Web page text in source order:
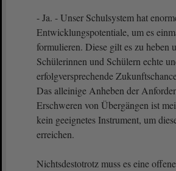
- Ja. - Unser Schulsystem hat
Entwicklungspotentiale, um es
formulieren. Diese gilt es zu heben
Schülerinnen und Schülern echte
erfolgversprechende
Das alleinige Anheben der
Erschweren von Übergängen ist
kein geeignetes Instrument, um
erreichen.
Nichtsdestotrotz muss es eine